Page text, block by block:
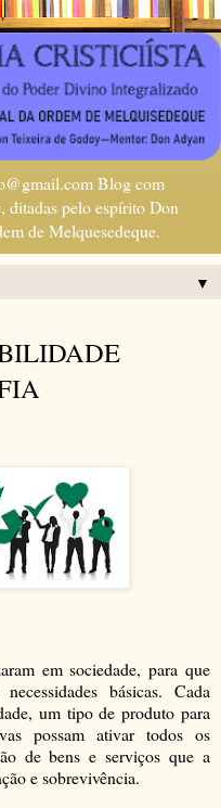
Blog com
ditadas pelo espírito Don
de Melquesedeque.
▼
em sociedade, para que
básicas. Cada
um tipo de produto para
possam ativar todos os
de bens e serviços que a
e sobrevivência.